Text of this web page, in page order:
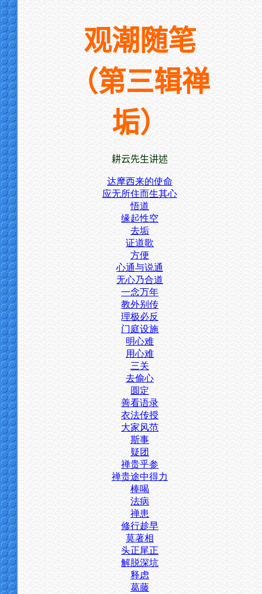
观潮随笔
（第三辑禅
垢）
耕云先生讲述
达摩西来的使命
应无所住而生其心
悟道
缘起性空
去垢
证道歌
方便
心通与说通
无心乃合道
一念万年
教外别传
理极必反
门庭设施
明心难
用心难
三关
去偷心
圆定
善看语录
衣法传授
大家风范
斯事
疑团
禅贵乎参
禅贵途中得力
棒喝
法病
禅患
修行趁早
莫著相
头正尾正
解脱深坑
释虑
葛藤